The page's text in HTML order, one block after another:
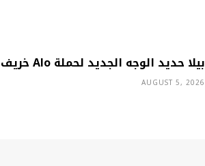
بيلا حديد الوجه الجديد لحملة Alo خريف 2026
AUGUST 5, 2026